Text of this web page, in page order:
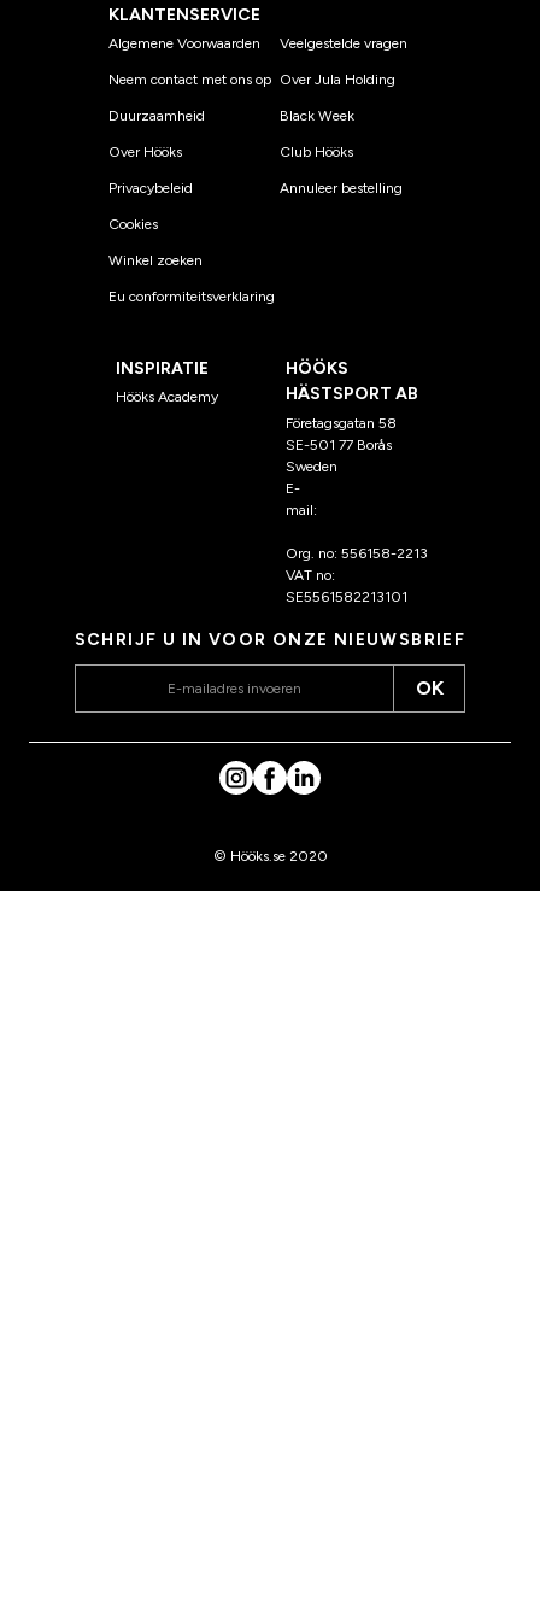
KLANTENSERVICE
Algemene Voorwaarden
Neem contact met ons op
Duurzaamheid
Over Hööks
Privacybeleid
Cookies
Winkel zoeken
Eu conformiteitsverklaring
Veelgestelde vragen
Over Jula Holding
Black Week
Club Hööks
Annuleer bestelling
INSPIRATIE
Hööks Academy
HÖÖKS
HÄSTSPORT AB
Företagsgatan 58
SE-501 77 Borås
Sweden
E-
mail:
Org. no: 556158-2213
VAT no:
SE5561582213101
SCHRIJF U IN VOOR ONZE NIEUWSBRIEF
OK
© Hööks.se 2020